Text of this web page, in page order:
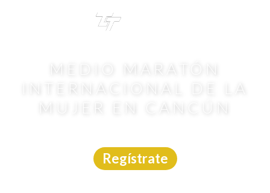
MEDIO MARATÓN
INTERNACIONAL DE LA
MUJER EN CANCÚN
Regístrate